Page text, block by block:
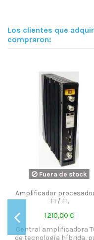
Los clientes que
compraron:
Fuera de stock
Amplificador
FI / FI.
1.210,00 €
Central amplificadora
de tecnología híbrida,